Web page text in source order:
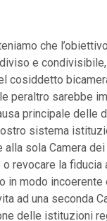
che
e
cosiddetto
peraltro sarebbe
principale delle
sistema
alla sola Camera
revocare la fiducia
in modo incoerente
ad una seconda
delle istituzioni